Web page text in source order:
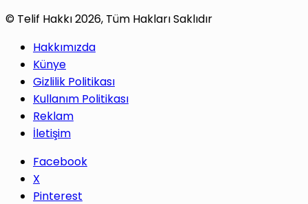
© Telif Hakkı 2026, Tüm Hakları Saklıdır
Hakkımızda
Künye
Gizlilik Politikası
Kullanım Politikası
Reklam
İletişim
Facebook
X
Pinterest